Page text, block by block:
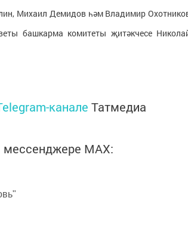
Михаил Демидов һәм Владимир
башкарма комитеты җитәкчесе
канале Татмедиа
мессенджере MАХ: